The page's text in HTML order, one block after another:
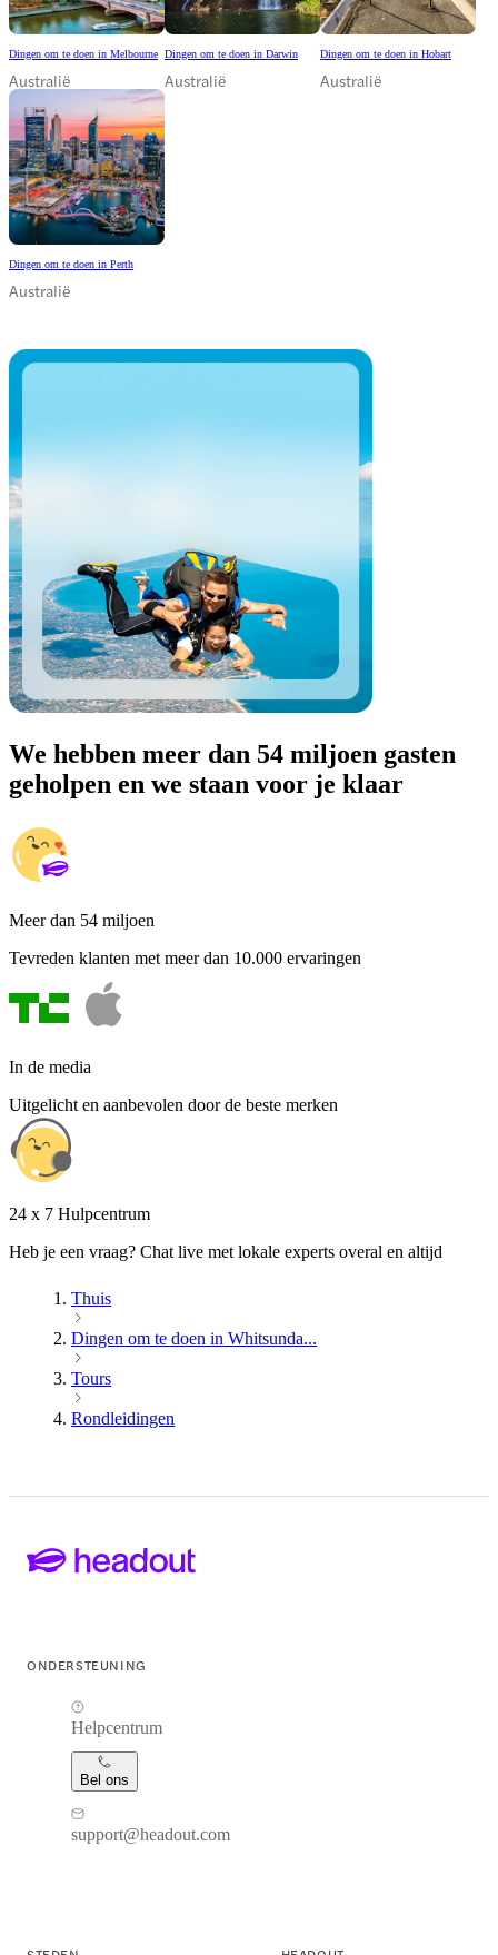
Dingen om te doen in Melbourne
Australië
Dingen om te doen in Darwin
Australië
Dingen om te doen in Hobart
Australië
Dingen om te doen in Perth
Australië
We hebben meer dan 54 miljoen gasten
geholpen en we staan voor je klaar
Meer dan 54 miljoen
Tevreden klanten met meer dan 10.000 ervaringen
In de media
Uitgelicht en aanbevolen door de beste merken
24 x 7 Hulpcentrum
Heb je een vraag? Chat live met lokale experts overal en altijd
Thuis
Dingen om te doen in Whitsunda...
Tours
Rondleidingen
ONDERSTEUNING
Helpcentrum
Bel ons
support@headout.com